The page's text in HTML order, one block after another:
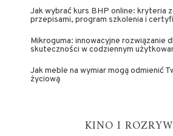
Jak wybrać kurs BHP online: kryteria
przepisami, program szkolenia i
Mikroguma: innowacyjne rozwiązanie
skuteczności w codziennym
Jak meble na wymiar mogą odmienić
życiową
KINO I